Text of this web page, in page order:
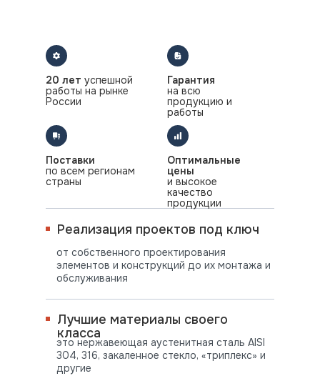
это нержавеющая аустенитная сталь AISI
304, 316, закаленное стекло, «триплекс» и
другие
от собственного проектирования
элементов и конструкций до их монтажа и
обслуживания
Лучшие материалы своего
класса
Реализация проектов под ключ
20 лет успешной
работы на рынке
России
Гарантия
на всю
продукцию и
работы
Оптимальные
цены
и высокое
качество
продукции
Поставки
по всем регионам
страны